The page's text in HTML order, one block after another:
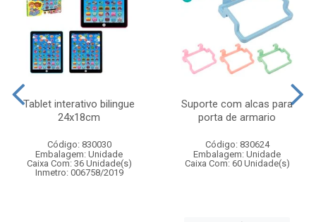
Tablet interativo bilingue
24x18cm
Código: 830030
Embalagem: Unidade
Caixa Com: 36 Unidade(s)
Inmetro: 006758/2019
Suporte com alcas para
porta de armario
Código: 830624
Embalagem: Unidade
Caixa Com: 60 Unidade(s)